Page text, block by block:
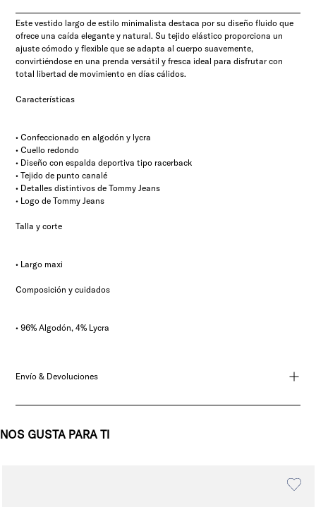
Este vestido largo de estilo minimalista destaca por su diseño fluido que
ofrece una caída elegante y natural. Su tejido elástico proporciona un
ajuste cómodo y flexible que se adapta al cuerpo suavemente,
convirtiéndose en una prenda versátil y fresca ideal para disfrutar con
total libertad de movimiento en días cálidos.
Características
• Confeccionado en algodón y lycra
• Cuello redondo
• Diseño con espalda deportiva tipo racerback
• Tejido de punto canalé
• Detalles distintivos de Tommy Jeans
• Logo de Tommy Jeans
Talla y corte
• Largo maxi
Composición y cuidados
• 96% Algodón, 4% Lycra
Envío & Devoluciones
NOS GUSTA PARA TI